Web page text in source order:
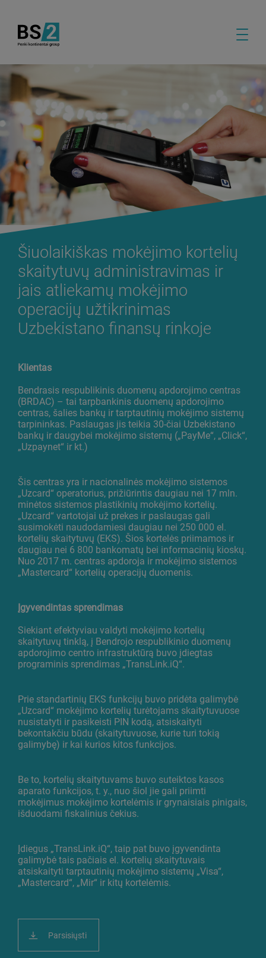
Šiuolaikiškas mokėjimo kortelių
skaitytuvų administravimas ir
jais atliekamų mokėjimo
operacijų užtikrinimas
Uzbekistano finansų rinkoje
Klientas
Bendrasis respublikinis duomenų apdorojimo centras
(BRDAC) – tai tarpbankinis duomenų apdorojimo
centras, šalies bankų ir tarptautinių mokėjimo sistemų
tarpininkas. Paslaugas jis teikia 30-čiai Uzbekistano
bankų ir daugybei mokėjimo sistemų („PayMe“, „Click“,
„Uzpaynet“ ir kt.)
Šis centras yra ir nacionalinės mokėjimo sistemos
„Uzcard“ operatorius, prižiūrintis daugiau nei 17 mln.
minėtos sistemos plastikinių mokėjimo kortelių.
„Uzcard“ vartotojai už prekes ir paslaugas gali
susimokėti naudodamiesi daugiau nei 250 000 el.
kortelių skaitytuvų (EKS). Šios kortelės priimamos ir
daugiau nei 6 800 bankomatų bei informacinių kioskų.
Nuo 2017 m. centras apdoroja ir mokėjimo sistemos
„Mastercard“ kortelių operacijų duomenis.
Įgyvendintas sprendimas
Siekiant efektyviau valdyti mokėjimo kortelių
skaitytuvų tinklą, į Bendrojo respublikinio duomenų
apdorojimo centro infrastruktūrą buvo įdiegtas
programinis sprendimas „TransLink.iQ“.
Prie standartinių EKS funkcijų buvo pridėta galimybė
„Uzcard“ mokėjimo kortelių turėtojams skaitytuvuose
nusistatyti ir pasikeisti PIN kodą, atsiskaityti
bekontakčiu būdu (skaitytuvuose, kurie turi tokią
galimybę) ir kai kurios kitos funkcijos.
Be to, kortelių skaitytuvams buvo suteiktos kasos
aparato funkcijos, t. y., nuo šiol jie gali priimti
mokėjimus mokėjimo kortelėmis ir grynaisiais pinigais,
išduodami fiskalinius čekius.
Įdiegus „TransLink.iQ“, taip pat buvo įgyvendinta
galimybė tais pačiais el. kortelių skaitytuvais
atsiskaityti tarptautinių mokėjimo sistemų „Visa“,
„Mastercard“, „Mir“ ir kitų kortelėmis.
Parsisiųsti